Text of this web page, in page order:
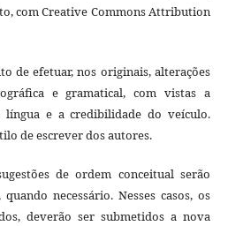
com Creative Commons Attribution
de efetuar, nos originais, alterações
e gramatical, com vistas a
e a credibilidade do veículo.
de escrever dos autores.
de ordem conceitual serão
necessário. Nesses casos, os
deverão ser submetidos a nova